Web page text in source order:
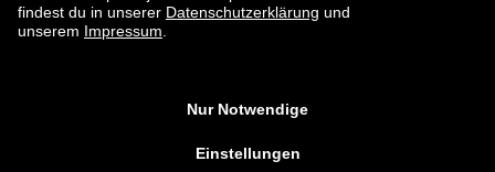
zalando-lounge.lv